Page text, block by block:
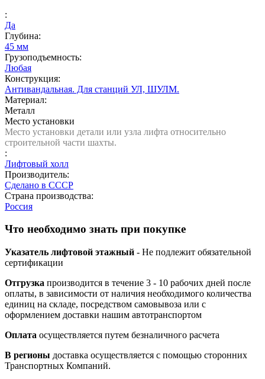
:
Да
Глубина:
45 мм
Грузоподъемность:
Любая
Конструкция:
Антивандальная. Для станций УЛ, ШУЛМ.
Материал:
Металл
Место установки
Место установки детали или узла лифта относительно
строительной части шахты.
:
Лифтовый холл
Производитель:
Сделано в СССР
Страна производства:
Россия
Что необходимо знать при покупке
Указатель лифтовой этажный - Не подлежит обязательной
сертификации
Отгрузка производится в течение 3 - 10 рабочих дней после
оплаты, в зависимости от наличия необходимого количества
единиц на складе, посредством самовывоза или с
оформлением доставки нашим автотранспортом
Оплата осуществляется путем безналичного расчета
В регионы доставка осуществляется с помощью сторонних
Транспортных Компаний.